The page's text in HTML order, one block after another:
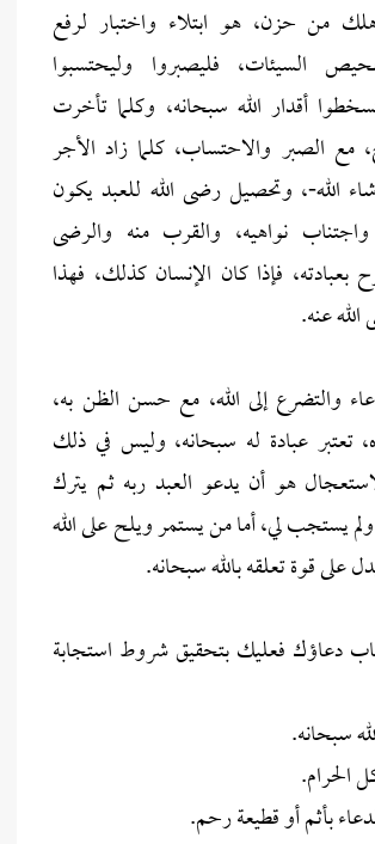
من حزن، هو ابتلاء واختبار لرفع
السيئات، فليصبروا وليحتسبوا
أقدار الله سبحانه، وكلما تأخرت
مع الصبر والاحتساب، كلما زاد الأجر
الله-، وتحصيل رضى الله للعبد يكون
واجتناب نواهيه، والقرب منه والرضى
بعبادته، فإذا كان الإنسان كذلك، فهذا
عنه.
والتضرع إلى الله، مع حسن الظن به،
تعتبر عبادة له سبحانه، وليس في ذلك
هو أن يدعو العبد ربه ثم يترك
يستجب لي، أما من يستمر ويلح على الله
على قوة تعلقه بالله سبحانه.
دعاؤك فعليك بتحقيق شروط استجابة